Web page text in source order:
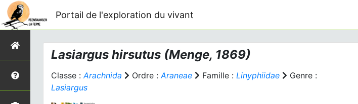
Portail de l'exploration du vivant
Lasiargus hirsutus (Menge, 1869)
Classe :Arachnida Ordre :Araneae Famille : Linyphiidae
Genre :
Lasiargus